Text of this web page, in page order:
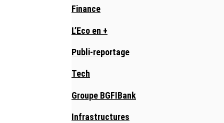
Finance
L’Eco en +
Publi-reportage
Tech
Groupe BGFIBank
Infrastructures